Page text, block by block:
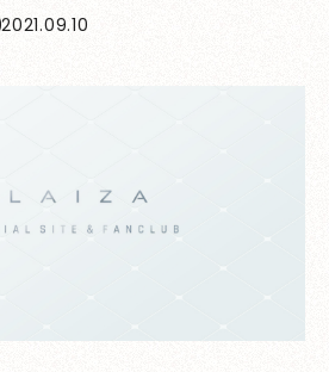
2021.09.10